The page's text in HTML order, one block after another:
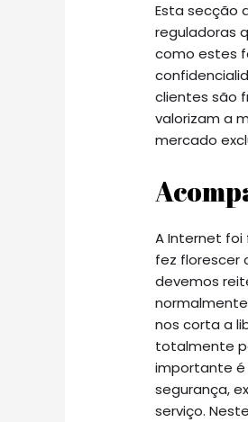
Esta secção
reguladoras
como estes
clientes são
valorizam a
mercado
A Internet foi
fez florescer
devemos
nos corta a
totalmente
importante é
segurança,
serviço.